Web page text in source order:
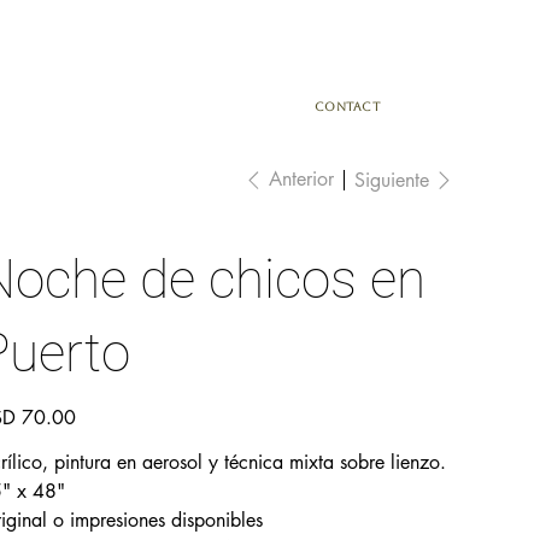
CONTACT
Anterior Siguiente
de chicos en
70.00
pintura en aerosol y técnica mixta sobre lienzo.
x 48"
o impresiones disponibles